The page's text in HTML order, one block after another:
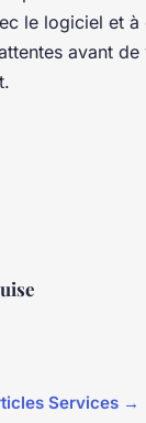
le logiciel et à
avant
Services →